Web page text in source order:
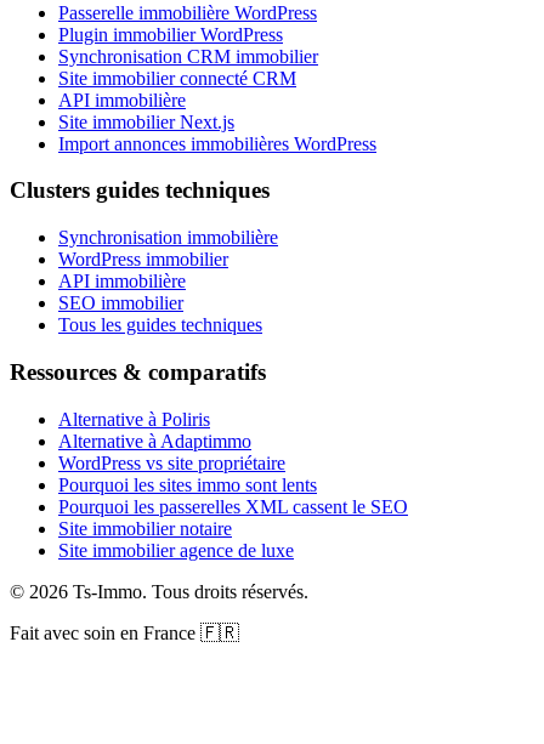
Passerelle immobilière WordPress
Plugin immobilier WordPress
Synchronisation CRM immobilier
Site immobilier connecté CRM
API immobilière
Site immobilier Next.js
Import annonces immobilières WordPress
Clusters guides techniques
Synchronisation immobilière
WordPress immobilier
API immobilière
SEO immobilier
Tous les guides techniques
Ressources & comparatifs
Alternative à Poliris
Alternative à Adaptimmo
WordPress vs site propriétaire
Pourquoi les sites immo sont lents
Pourquoi les passerelles XML cassent le SEO
Site immobilier notaire
Site immobilier agence de luxe
© 2026 Ts-Immo. Tous droits réservés.
Fait avec soin en France 🇫🇷